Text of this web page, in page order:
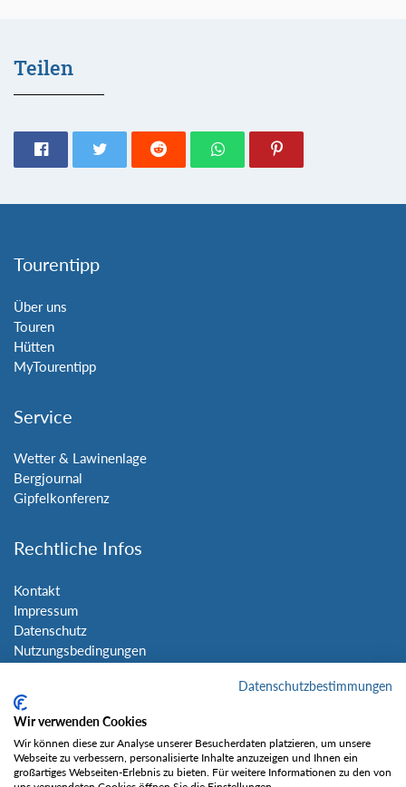
Teilen
Tourentipp
Über uns
Touren
Hütten
MyTourentipp
Service
Wetter & Lawinenlage
Bergjournal
Gipfelkonferenz
Rechtliche Infos
Kontakt
Impressum
Datenschutz
Nutzungsbedingungen
Social Media
Datenschutzbestimmungen
Wir verwenden Cookies
Wir können diese zur Analyse unserer Besucherdaten platzieren, um unsere
Webseite zu verbessern, personalisierte Inhalte anzuzeigen und Ihnen ein
großartiges Webseiten-Erlebnis zu bieten. Für weitere Informationen zu den von